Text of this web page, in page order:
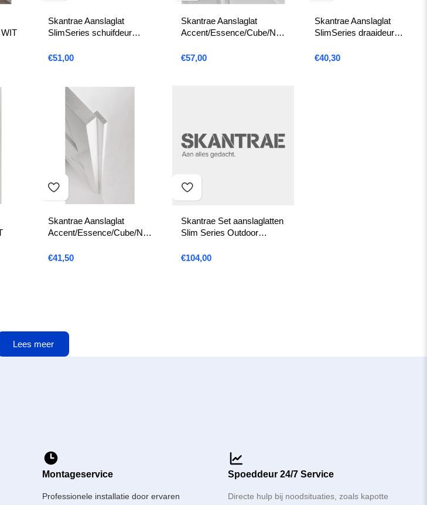
Skantrae Aanslaglat
SlimSeries schuifdeur
€51,00
Skantrae Aanslaglat
Accent/Essence/Cube/Na
€57,00
Skantrae Aanslaglat
SlimSeries draaideur
€40,30
Skantrae Aanslaglat
Accent/Essence/Cube/Na
€41,50
Skantrae Set aanslaglatten
Slim Series Outdoor
€104,00
Lees meer
Montageservice
Professionele installatie door ervaren
Spoeddeur 24/7 Service
Directe hulp bij noodsituaties, zoals kapotte